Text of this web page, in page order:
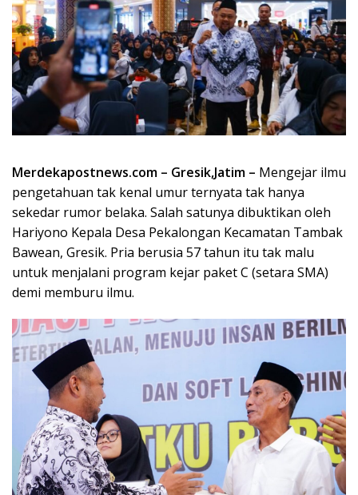
Merdekapostnews.com – Gresik,Jatim – Mengejar ilmu
pengetahuan tak kenal umur ternyata tak hanya
sekedar rumor belaka. Salah satunya dibuktikan oleh
Hariyono Kepala Desa Pekalongan Kecamatan Tambak
Bawean, Gresik. Pria berusia 57 tahun itu tak malu
untuk menjalani program kejar paket C (setara SMA)
demi memburu ilmu.